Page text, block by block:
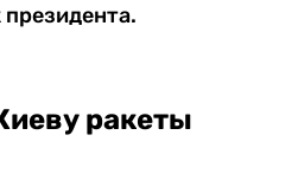
ракеты